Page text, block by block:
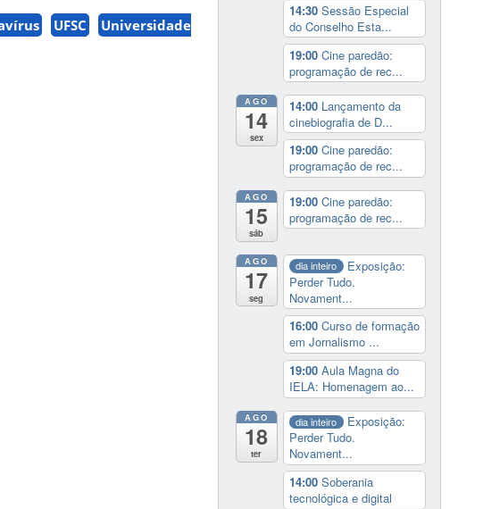
UFSC
Universidade
14:30 Sessão Especial
do Conselho Esta...
19:00 Cine paredão:
programação de rec...
AGO
14
sex
14:00 Lançamento da
cinebiografia de D...
19:00 Cine paredão:
programação de rec...
AGO
15
sáb
19:00 Cine paredão:
programação de rec...
AGO
17
seg
dia inteiro
Exposição:
Perder Tudo.
Novament...
16:00 Curso de formação
em Jornalismo ...
19:00 Aula Magna do
IELA: Homenagem ao...
AGO
18
ter
dia inteiro
Exposição:
Perder Tudo.
Novament...
14:00 Soberania
tecnológica e digital